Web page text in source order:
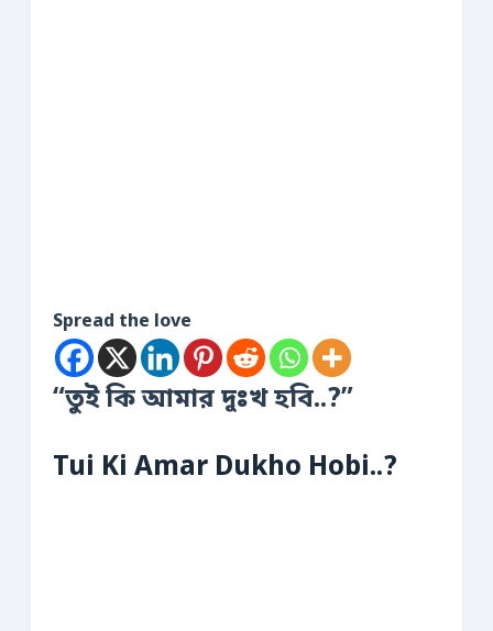
Spread the love
“তুই কি আমার দুঃখ হবি..?”
Tui Ki Amar Dukho Hobi..?